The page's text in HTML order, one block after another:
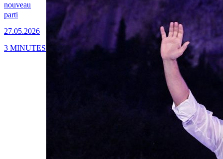
nouveau
parti
27.05.2026
3 MINUTES